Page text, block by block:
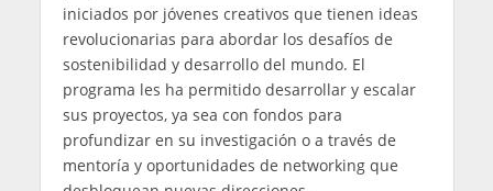
iniciados por jóvenes creativos que tienen ideas
revolucionarias para abordar los desafíos de
sostenibilidad y desarrollo del mundo. El
programa les ha permitido desarrollar y escalar
sus proyectos, ya sea con fondos para
profundizar en su investigación o a través de
mentoría y oportunidades de networking que